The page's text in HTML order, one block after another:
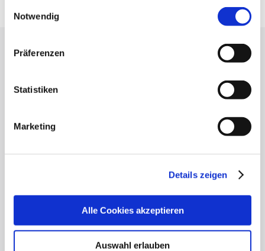
Impressum
Notwendig
Präferenzen
Statistiken
Marketing
Details zeigen
Alle Cookies akzeptieren
Auswahl erlauben
Lassen Sie sich inspirieren!
Mit unserem Newsletter bleiben Sie zu Events,
Highlights und aktuellen Angeboten in
Stellenangebote